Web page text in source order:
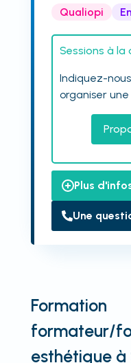
Qualiopi
Sessions à la
Indiquez-
organiser une
Plus
Une
Formation
formateur/
esthétique à